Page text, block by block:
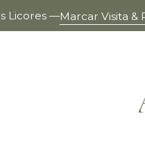
Licores —Marcar Visita &